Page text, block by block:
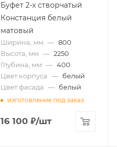
Буфет 2-х створчатый
Констанция белый
матовый
Ширина, мм — 800
Высота, мм — 2250
Глубина, мм — 400
Цвет корпуса — белый
Цвет фасада — белый
изготовление под заказ
16 100 ₽/шт